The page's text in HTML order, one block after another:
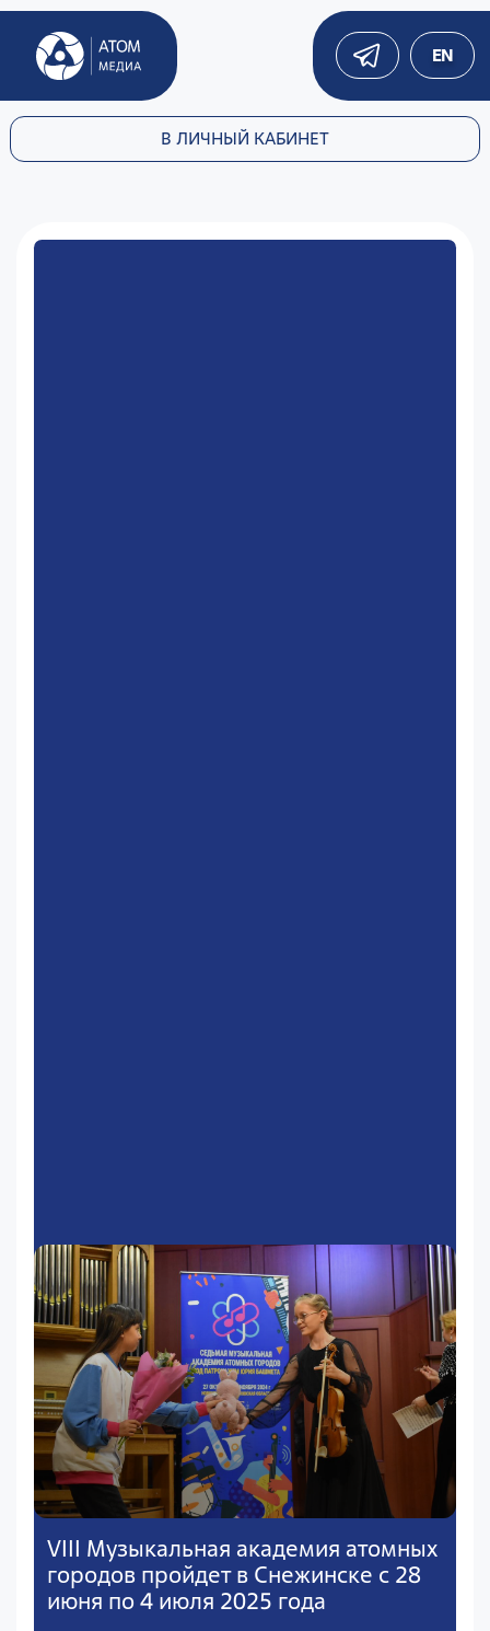
EN
В ЛИЧНЫЙ КАБИНЕТ
VIII Музыкальная академия атомных
городов пройдет в Снежинске с 28
июня по 4 июля 2025 года